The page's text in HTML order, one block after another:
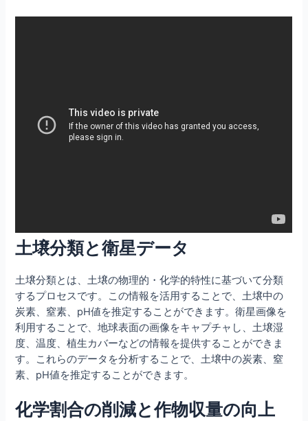
土壌分類と衛星データ
土壌分類とは、土壌の物理的・化学的特性に基づいて分類
するプロセスです。この情報を活用することで、土壌中の
炭素、窒素、pH値を推定することができます。衛星画像を
利用することで、地球表面の画像をキャプチャし、土壌湿
度、温度、植生カバーなどの情報を提供することができま
す。これらのデータを分析することで、土壌中の炭素、窒
素、pH値を推定することができます。
化学割合の削減と作物収量の向上